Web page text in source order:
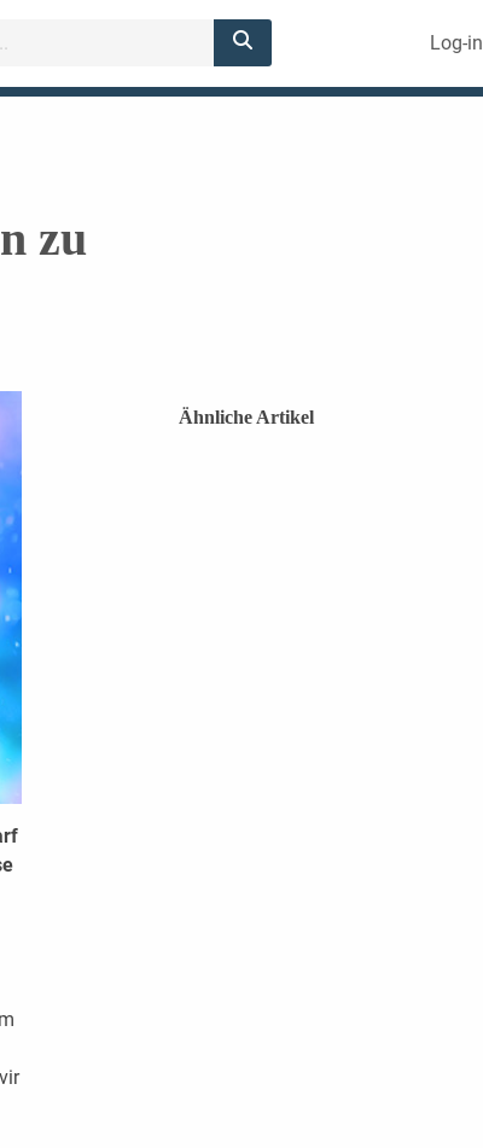
Log-in
zu
Ähnliche Artikel